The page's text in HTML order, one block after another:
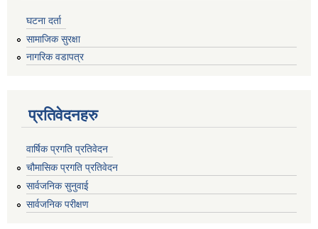
घटना दर्ता
सामाजिक सुरक्षा
नागरिक वडापत्र
प्रतिवेदनहरु
वार्षिक प्रगति प्रतिवेदन
चौमासिक प्रगति प्रतिवेदन
सार्वजनिक सुनुवाई
सार्वजनिक परीक्षण